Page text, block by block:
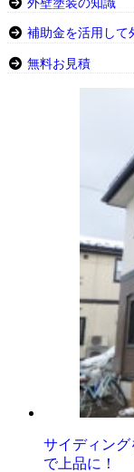
外壁塗装の知識
補助金を活用して
無料お見積
サイディン
で上品に！